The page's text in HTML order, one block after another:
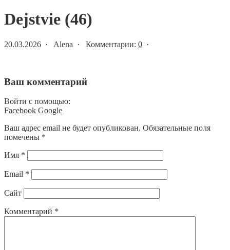
Dejstvie (46)
20.03.2026 · Alena · Комментарии: 0 ·
Ваш комментарий
Войти с помощью:
Facebook Google
Ваш адрес email не будет опубликован. Обязательные поля
помечены *
Имя *
Email *
Сайт
Комментарий *